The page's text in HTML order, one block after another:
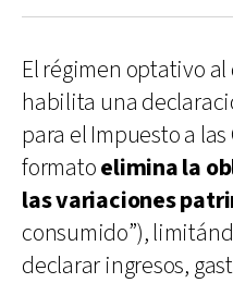
El régimen optativo
habilita una
para el Impuesto a
formatoelimina la
las variaciones
consumido”),
declarar ingresos,